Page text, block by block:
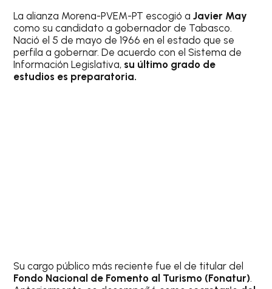
La alianza Morena-PVEM-PT escogió aJavier May
como su candidato a gobernador de Tabasco.
Nació el 5 de mayo de 1966 en el estado que se
perfila a gobernar. De acuerdo con el Sistema de
Información Legislativa, su último grado de
estudios es preparatoria.
Su cargo público más reciente fue el de titular del
Fondo Nacional de Fomento al Turismo (Fonatur).